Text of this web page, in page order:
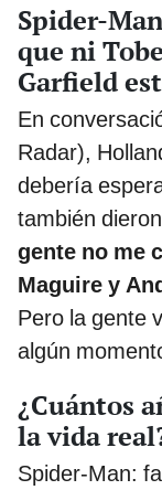
Spider-
que ni
Garfield
En
Radar),
debería
también
gente no me
Maguire y
Pero la gente
algún
¿Cuántos
la vida
Spider-Man: